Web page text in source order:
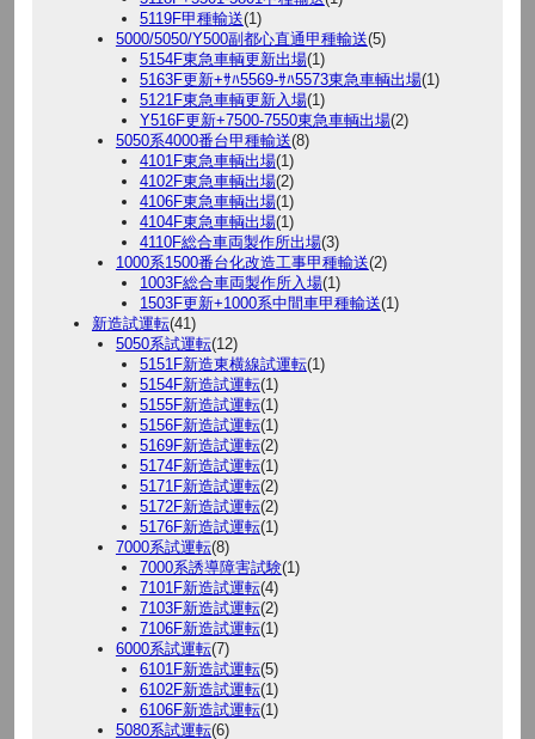
5119F甲種輸送(1)
5000/5050/Y500副都心直通甲種輸送(5)
5154F東急車輌更新出場(1)
5163F更新+ｻﾊ5569-ｻﾊ5573東急車輌出場(1)
5121F東急車輌更新入場(1)
Y516F更新+7500-7550東急車輌出場(2)
5050系4000番台甲種輸送(8)
4101F東急車輌出場(1)
4102F東急車輌出場(2)
4106F東急車輌出場(1)
4104F東急車輌出場(1)
4110F総合車両製作所出場(3)
1000系1500番台化改造工事甲種輸送(2)
1003F総合車両製作所入場(1)
1503F更新+1000系中間車甲種輸送(1)
新造試運転(41)
5050系試運転(12)
5151F新造東横線試運転(1)
5154F新造試運転(1)
5155F新造試運転(1)
5156F新造試運転(1)
5169F新造試運転(2)
5174F新造試運転(1)
5171F新造試運転(2)
5172F新造試運転(2)
5176F新造試運転(1)
7000系試運転(8)
7000系誘導障害試験(1)
7101F新造試運転(4)
7103F新造試運転(2)
7106F新造試運転(1)
6000系試運転(7)
6101F新造試運転(5)
6102F新造試運転(1)
6106F新造試運転(1)
5080系試運転(6)